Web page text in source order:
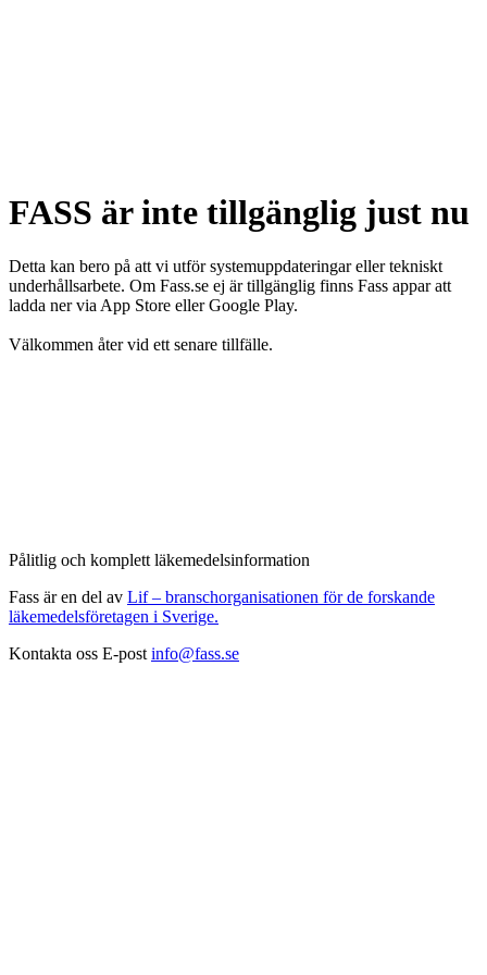
FASS är inte tillgänglig just nu
Detta kan bero på att vi utför systemuppdateringar eller tekniskt
underhållsarbete. Om Fass.se ej är tillgänglig finns Fass appar att
ladda ner via App Store eller Google Play.
Välkommen åter vid ett senare tillfälle.
Pålitlig och komplett läkemedelsinformation
Fass är en del av Lif – branschorganisationen för de forskande
läkemedelsföretagen i Sverige.
Kontakta oss E-post info@fass.se